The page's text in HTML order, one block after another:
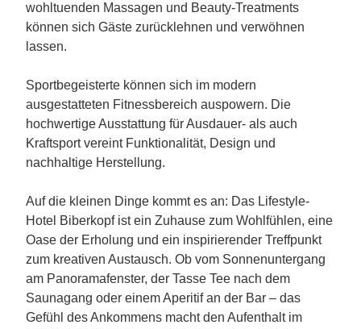
wohltuenden Massagen und Beauty-Treatments
können sich Gäste zurücklehnen und verwöhnen
lassen.
Sportbegeisterte können sich im modern
ausgestatteten Fitnessbereich auspowern. Die
hochwertige Ausstattung für Ausdauer- als auch
Kraftsport vereint Funktionalität, Design und
nachhaltige Herstellung.
Auf die kleinen Dinge kommt es an: Das Lifestyle-
Hotel Biberkopf ist ein Zuhause zum Wohlfühlen, eine
Oase der Erholung und ein inspirierender Treffpunkt
zum kreativen Austausch. Ob vom Sonnenuntergang
am Panoramafenster, der Tasse Tee nach dem
Saunagang oder einem Aperitif an der Bar – das
Gefühl des Ankommens macht den Aufenthalt im